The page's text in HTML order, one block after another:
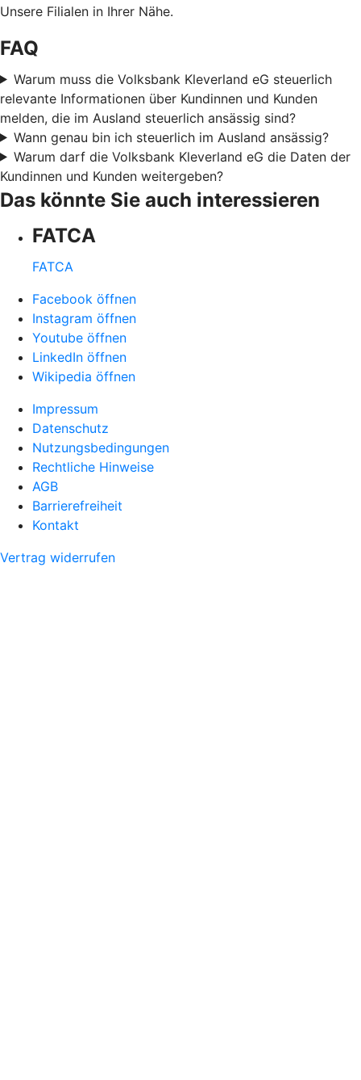
Unsere Filialen in Ihrer Nähe.
FAQ
Warum muss die Volksbank Kleverland eG steuerlich
relevante Informationen über Kundinnen und Kunden
melden, die im Ausland steuerlich ansässig sind?
Wann genau bin ich steuerlich im Ausland ansässig?
Warum darf die Volksbank Kleverland eG die Daten der
Kundinnen und Kunden weitergeben?
Das könnte Sie auch interessieren
FATCA
FATCA
Facebook öffnen
Instagram öffnen
Youtube öffnen
LinkedIn öffnen
Wikipedia öffnen
Impressum
Datenschutz
Nutzungsbedingungen
Rechtliche Hinweise
AGB
Barrierefreiheit
Kontakt
Vertrag widerrufen